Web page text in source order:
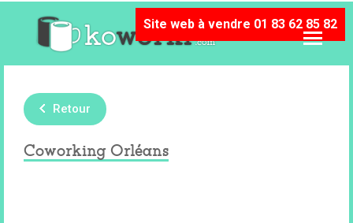
Site web à vendre 01 83 62 85 82
Retour
Coworking Orléans